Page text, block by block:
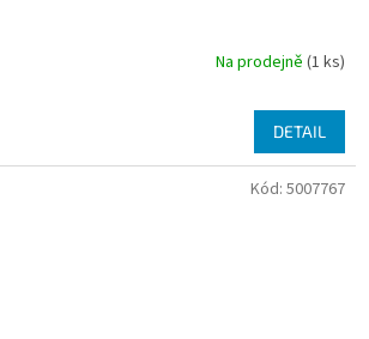
Na prodejně (1 ks)
DETAIL
Kód: 5007767